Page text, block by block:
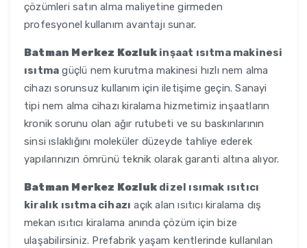
çözümleri satın alma maliyetine girmeden
profesyonel kullanım avantajı sunar.
Batman Merkez Kozluk inşaat ısıtma makinesi
ısıtma güçlü nem kurutma makinesi hızlı nem alma
cihazı sorunsuz kullanım için iletişime geçin. Sanayi
tipi nem alma cihazı kiralama hizmetimiz inşaatların
kronik sorunu olan ağır rutubeti ve su baskınlarının
sinsi ıslaklığını moleküler düzeyde tahliye ederek
yapılarınızın ömrünü teknik olarak garanti altına alıyor.
Batman Merkez Kozluk dizel ısımak ısıtıcı
kiralık ısıtma cihazı açık alan ısıtıcı kiralama dış
mekan ısıtıcı kiralama anında çözüm için bize
ulaşabilirsiniz. Prefabrik yaşam kentlerinde kullanılan